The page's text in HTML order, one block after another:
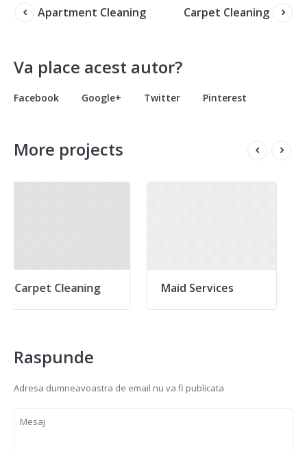
Apartment Cleaning Carpet Cleaning
Va place acest autor?
Facebook Google+ Twitter Pinterest
More projects
Maid Services
Raspunde
Adresa dumneavoastra de email nu va fi publicata